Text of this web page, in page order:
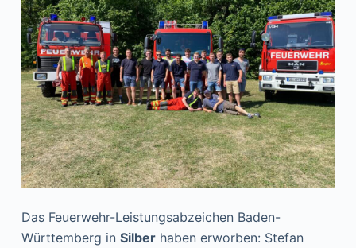
Das Feuerwehr-Leistungsabzeichen Baden-
Württemberg in Silberhaben erworben: Stefan